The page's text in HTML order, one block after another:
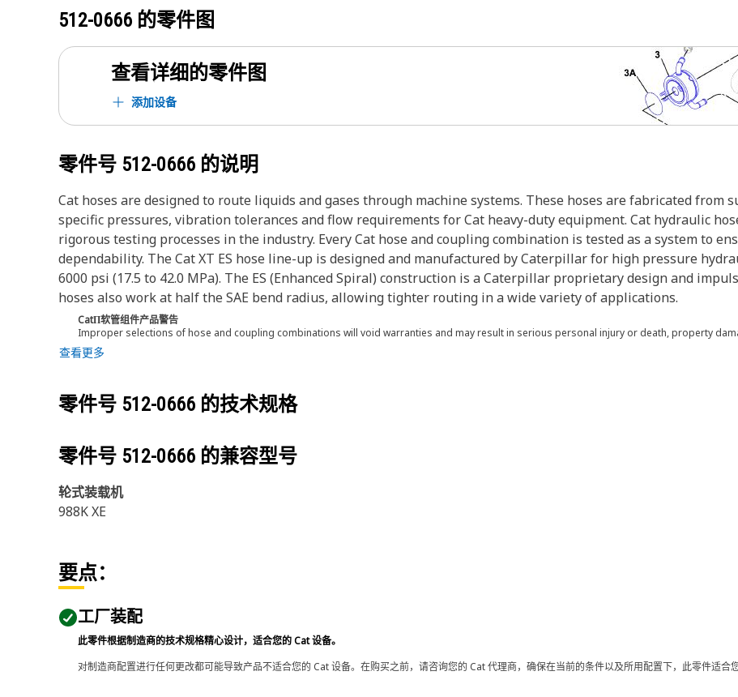
512-0666 的零件图
查看详细的零件图
添加设备
零件号 512-0666 的说明
Cat hoses are designed to route liquids and gases through machine systems. These hoses are fabricated
specific pressures, vibration tolerances and flow requirements for Cat heavy-duty equipment. Cat hydraulic
rigorous testing processes in the industry. Every Cat hose and coupling combination is tested as a system to
dependability. The Cat XT ES hose line-up is designed and manufactured by Caterpillar for high pressure
6000 psi (17.5 to 42.0 MPa). The ES (Enhanced Spiral) construction is a Caterpillar proprietary design and
hoses also work at half the SAE bend radius, allowing tighter routing in a wide variety of applications.
CatΠ软管组件产品警告
Improper selections of hose and coupling combinations will void warranties and may result in serious personal injury or death, property
查看更多
零件号 512-0666 的技术规格
零件号 512-0666 的兼容型号
轮式装载机
988K XE
要点：
工厂装配
此零件根据制造商的技术规格精心设计，适合您的 Cat 设备。
对制造商配置进行任何更改都可能导致产品不适合您的 Cat 设备。在购买之前，请咨询您的 Cat 代理商，确保在当前的条件以及所用配置下，此零件适合